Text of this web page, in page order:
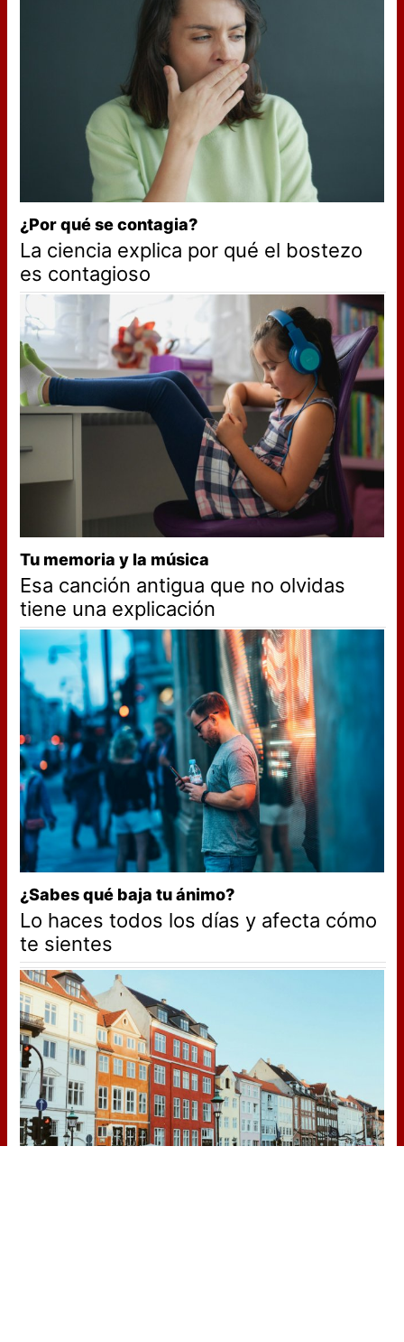
¿Por qué se contagia?
La ciencia explica por qué el bostezo
es contagioso
Tu memoria y la música
Esa canción antigua que no olvidas
tiene una explicación
¿Sabes qué baja tu ánimo?
Lo haces todos los días y afecta cómo
te sientes